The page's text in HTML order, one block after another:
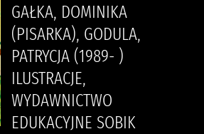
GAŁKA, DOMINIKA
(PISARKA), GODULA,
PATRYCJA (1989- )
ILUSTRACJE,
WYDAWNICTWO
EDUKACYJNE SOBIK